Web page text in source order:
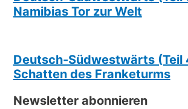
Namibias Tor zur Welt
Deutsch-Südwestwärts (Teil
Schatten des Franketurms
Newsletter abonnieren